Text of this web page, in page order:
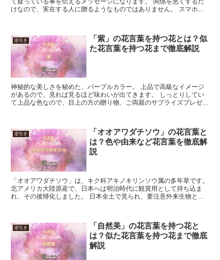
けなので、実在する人に贈るようなものではありません。 スマホの
逆引き
「紫」の花言葉を持つ花とは？似
た花言葉を持つ花まで徹底解説
神秘的な美しさを秘めた、パープルカラー。 上品で高級なイメージ
があるので、見れば見るほど味わいが出てきます。 しっとりしてい
て上品な色なので、目上の方の贈り物、ご両親のサプライズプレゼン
逆引き
「オオアワダチソウ」の花言葉と
は？色や由来など花言葉を徹底解
説
「オオアワダチソウ」は、キク科アキノキリンソウ属の多年草です。
北アメリカ大陸原産で、日本へは明治時代に観賞用として持ち込ま
れ、その後帰化しました。 日本全土で見られ、要注意外来生物とし
逆引き
「自然美」の花言葉を持つ花と
は？似た花言葉を持つ花まで徹底
解説